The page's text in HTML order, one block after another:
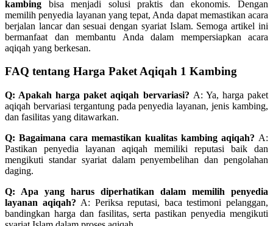
kambing bisa menjadi solusi praktis dan ekonomis. Dengan
memilih penyedia layanan yang tepat, Anda dapat memastikan acara
berjalan lancar dan sesuai dengan syariat Islam. Semoga artikel ini
bermanfaat dan membantu Anda dalam mempersiapkan acara
aqiqah yang berkesan.
FAQ tentang Harga Paket Aqiqah 1 Kambing
Q: Apakah harga paket aqiqah bervariasi? A: Ya, harga paket
aqiqah bervariasi tergantung pada penyedia layanan, jenis kambing,
dan fasilitas yang ditawarkan.
Q: Bagaimana cara memastikan kualitas kambing aqiqah? A:
Pastikan penyedia layanan aqiqah memiliki reputasi baik dan
mengikuti standar syariat dalam penyembelihan dan pengolahan
daging.
Q: Apa yang harus diperhatikan dalam memilih penyedia
layanan aqiqah? A: Periksa reputasi, baca testimoni pelanggan,
bandingkan harga dan fasilitas, serta pastikan penyedia mengikuti